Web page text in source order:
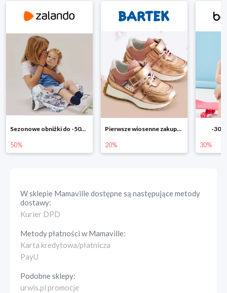
Pierwsze wiosenne zakupy -20%
20%
-30% na wszystko!!
30%
-40%
40%
W sklepie Mamavilledostępne są następujące metody
dostawy:
Kurier DPD
Metody płatności wMamaville:
Karta kredytowa/płatnicza
PayU
Podobne sklepy:
urwis.pl promocje